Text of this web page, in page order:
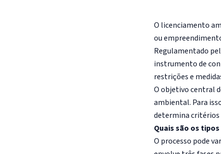
O licenciamento
ou
Regulamentado
instrumento de
restrições e
O objetivo central
ambiental. Para
determina critérios
Quais são os
O processo pode